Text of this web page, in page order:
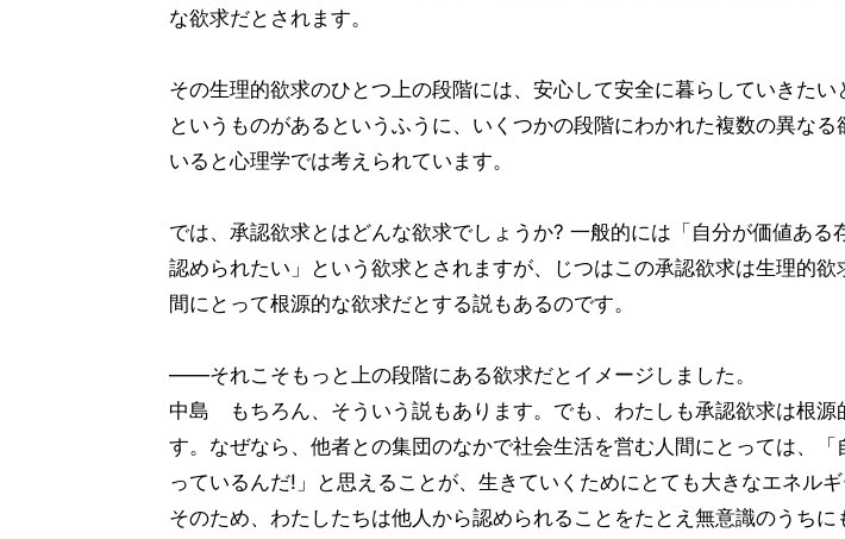
な欲求だとされます。
その生理的欲求のひとつ上の段階には、安心して安全に暮らしていきたい
というものがあるというふうに、いくつかの段階にわかれた複数の異なる
いると心理学では考えられています。
では、承認欲求とはどんな欲求でしょうか? 一般的には「自分が価値ある
認められたい」という欲求とされますが、じつはこの承認欲求は生理的欲
間にとって根源的な欲求だとする説もあるのです。
——それこそもっと上の段階にある欲求だとイメージしました。
中島 もちろん、そういう説もあります。でも、わたしも承認欲求は根源
す。なぜなら、他者との集団のなかで社会生活を営む人間にとっては、「
っているんだ!」と思えることが、生きていくためにとても大きなエネルギ
そのため、わたしたちは他人から認められることをたとえ無意識のうちに